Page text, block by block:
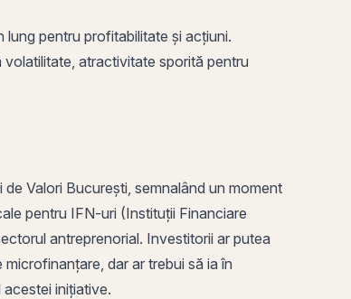
lung pentru profitabilitate și acțiuni.
atractivitate sporită pentru
de Valori București, semnalând un moment
pentru IFN-uri (Instituții Financiare
antreprenorial. Investitorii ar putea
dar ar trebui să ia în
inițiative.